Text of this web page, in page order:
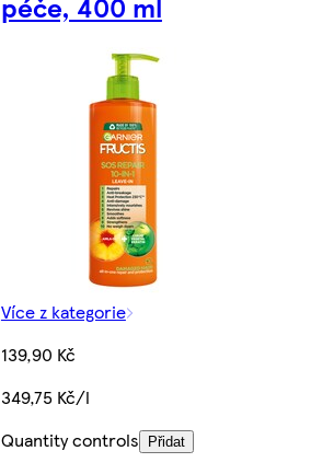
Více z kategorie
139,90 Kč
349,75 Kč/l
Quantity controls
Přidat